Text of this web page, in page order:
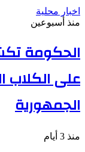
اخبار محلية
منذ أسبوعين
الحكومة
على
الجمهورية
منذ 3 أيام